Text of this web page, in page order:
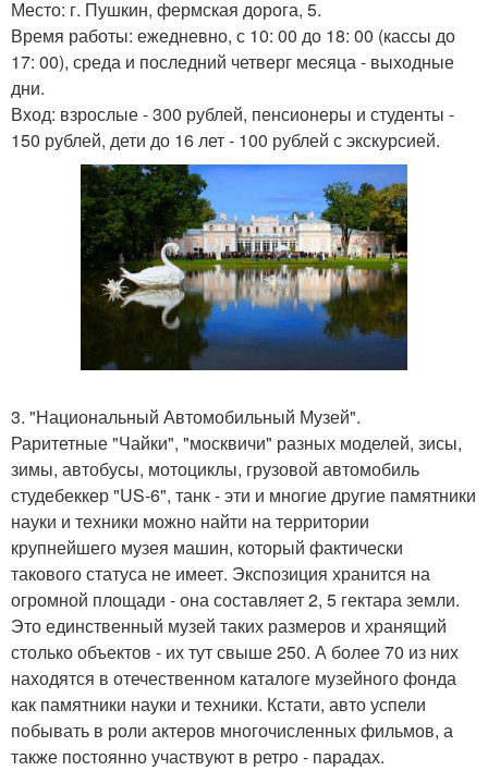
Место: г. Пушкин, фермская дорога, 5.
Время работы: ежедневно, с 10: 00 до 18: 00 (кассы до
17: 00), среда и последний четверг месяца - выходные
дни.
Вход: взрослые - 300 рублей, пенсионеры и студенты -
150 рублей, дети до 16 лет - 100 рублей с экскурсией.
3. "Национальный Автомобильный Музей".
Раритетные "Чайки", "москвичи" разных моделей, зисы,
зимы, автобусы, мотоциклы, грузовой автомобиль
студебеккер "US-6", танк - эти и многие другие памятники
науки и техники можно найти на территории
крупнейшего музея машин, который фактически
такового статуса не имеет. Экспозиция хранится на
огромной площади - она составляет 2, 5 гектара земли.
Это единственный музей таких размеров и хранящий
столько объектов - их тут свыше 250. А более 70 из них
находятся в отечественном каталоге музейного фонда
как памятники науки и техники. Кстати, авто успели
побывать в роли актеров многочисленных фильмов, а
также постоянно участвуют в ретро - парадах.